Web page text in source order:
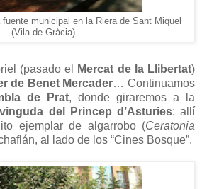
municipal en la Riera de Sant Miquel
(Vila de Gràcia)
(pasado el Mercat de la Llibertat)
de Benet Mercader… Continuamos
de Prat, donde giraremos a la
del Princep d’Asturies: allí
ejemplar de algarrobo (Ceratonia
al lado de los “Cines Bosque”.